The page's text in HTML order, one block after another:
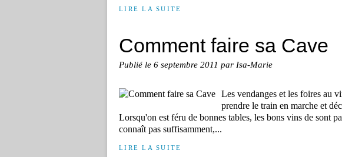
LIRE LA SUITE
Comment faire sa Cave
Publié le 6 septembre 2011 par Isa-Marie
Les vendanges et les foires au
prendre le train en marche et
Lorsqu'on est féru de bonnes tables, les bons vins de sont
connaît pas suffisamment,...
LIRE LA SUITE